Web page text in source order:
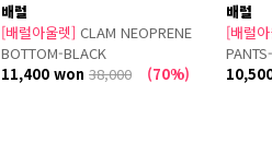
배럴
[배럴아울렛] CLAM NEOPRENE
BOTTOM-BLACK
11,400 won38,000 (70%)
배럴
[배럴